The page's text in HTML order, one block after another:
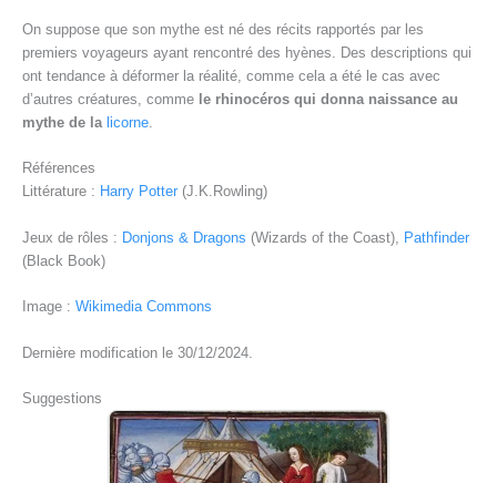
On suppose que son mythe est né des récits rapportés par les
premiers voyageurs ayant rencontré des hyènes. Des descriptions qui
ont tendance à déformer la réalité, comme cela a été le cas avec
d’autres créatures, comme le rhinocéros qui donna naissance au
mythe de la licorne
Références
Littérature : Harry Potter (J.K.Rowling)
Jeux de rôles : Donjons & Dragons (Wizards of the Coast),
Pathfinder
(Black Book)
Image : Wikimedia Commons
Dernière modification le 30/12/2024.
Suggestions